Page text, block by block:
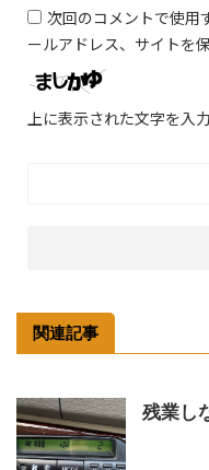
次回のコメントで使用
ールアドレス、サイトを保
上に表示された文字を入
関連記事
残業し